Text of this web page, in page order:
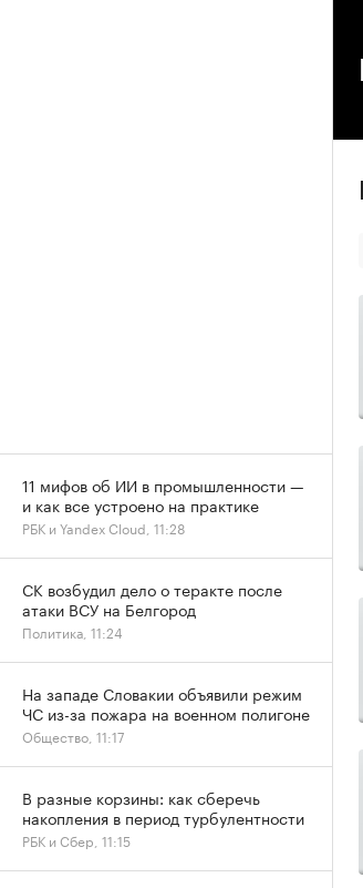
11 мифов об ИИ в промышленности —
и как все устроено на практике
РБК и Yandex Cloud, 11:28
СК возбудил дело о теракте после
атаки ВСУ на Белгород
Политика, 11:24
На западе Словакии объявили режим
ЧС из-за пожара на военном полигоне
Общество, 11:17
В разные корзины: как сберечь
накопления в период турбулентности
РБК и Сбер, 11:15